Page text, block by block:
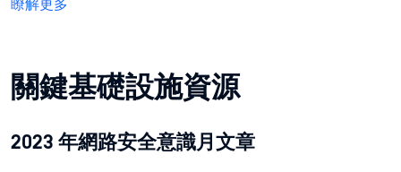
瞭解更多
關鍵基礎設施資源
2023 年網路安全意識月文章